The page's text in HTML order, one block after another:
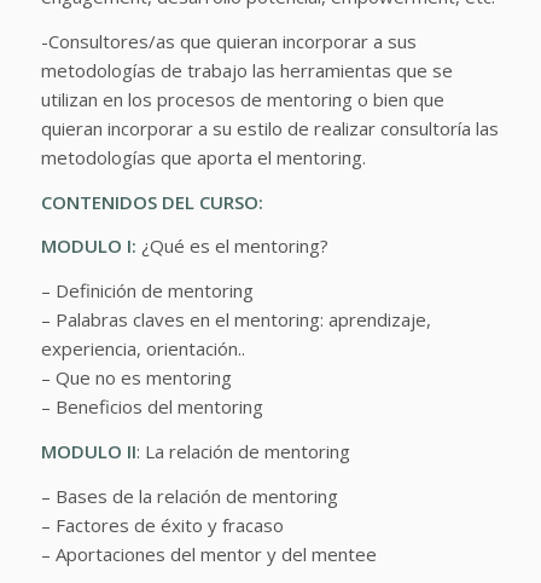
-Consultores/as que quieran incorporar a sus
metodologías de trabajo las herramientas que se
utilizan en los procesos de mentoring o bien que
quieran incorporar a su estilo de realizar consultoría las
metodologías que aporta el mentoring.
CONTENIDOS DEL CURSO:
MODULO I: ¿Qué es el mentoring?
– Definición de mentoring
– Palabras claves en el mentoring: aprendizaje,
experiencia, orientación..
– Que no es mentoring
– Beneficios del mentoring
MODULO II: La relación de mentoring
– Bases de la relación de mentoring
– Factores de éxito y fracaso
– Aportaciones del mentor y del mentee